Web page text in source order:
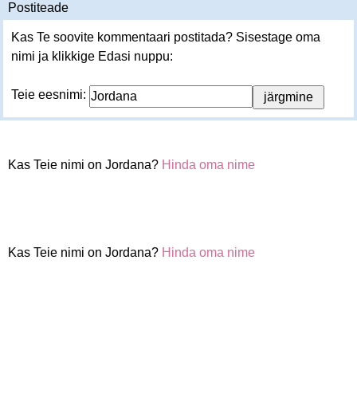
Postiteade
Kas Te soovite kommentaari postitada? Sisestage oma
nimi ja klikkige Edasi nuppu:
Teie eesnimi:
Kas Teie nimi on Jordana? Hinda oma nime
Kas Teie nimi on Jordana? Hinda oma nime